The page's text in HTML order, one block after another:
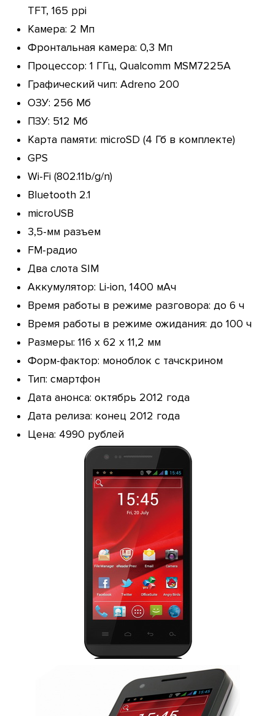
TFT, 165 ppi
Камера: 2 Мп
Фронтальная камера: 0,3 Мп
Процессор: 1 ГГц, Qualcomm MSM7225A
Графический чип: Adreno 200
ОЗУ: 256 Мб
ПЗУ: 512 Мб
Карта памяти: microSD (4 Гб в комплекте)
GPS
Wi-Fi (802.11b/g/n)
Bluetooth 2.1
microUSB
3,5-мм разъем
FM-радио
Два слота SIM
Аккумулятор: Li-ion, 1400 мАч
Время работы в режиме разговора: до 6 ч
Время работы в режиме ожидания: до 100 ч
Размеры: 116 х 62 х 11,2 мм
Форм-фактор: моноблок с тачскрином
Тип: смартфон
Дата анонса: октябрь 2012 года
Дата релиза: конец 2012 года
Цена: 4990 рублей